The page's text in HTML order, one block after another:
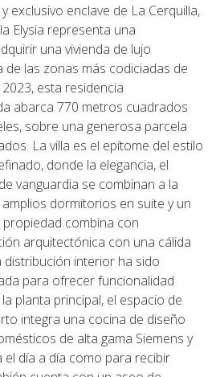
exclusivo enclave de La Cerquilla,
Elysia representa una
una vivienda de lujo
las zonas más codiciadas de
esta residencia
abarca 770 metros cuadrados
sobre una generosa parcela
La villa es el epítome del estilo
donde la elegancia, el
vanguardia se combinan a la
dormitorios en suite y un
combina con
arquitectónica con una cálida
distribución interior ha sido
para ofrecer funcionalidad
planta principal, el espacio de
integra una cocina de diseño
de alta gama Siemens y
día a día como para recibir